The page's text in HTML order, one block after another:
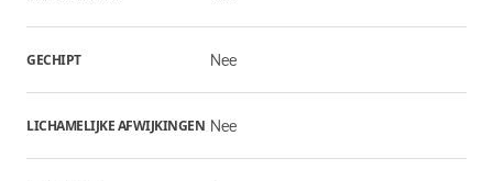
GECHIPT Nee
LICHAMELIJKE AFWIJKINGEN Nee